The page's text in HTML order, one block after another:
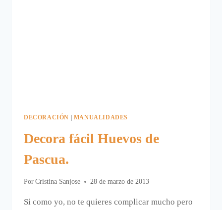
DECORACIÓN MANUALIDADES
Decora fácil Huevos de
Pascua.
Por Cristina Sanjose 28 de marzo de 2013
Si como yo, no te quieres complicar mucho pero